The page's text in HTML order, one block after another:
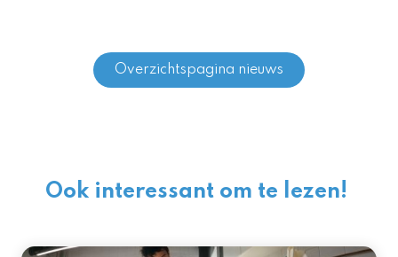
Overzichtspagina nieuws
Ook interessant om te lezen!